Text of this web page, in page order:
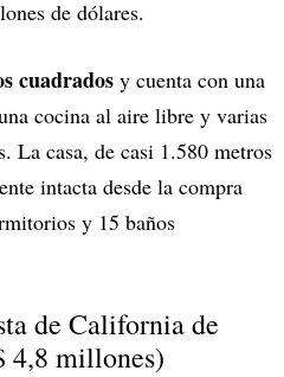
de dólares.
cuadrados y cuenta con una
cocina al aire libre y varias
La casa, de casi 1.580 metros
intacta desde la compra
y 15 baños
de California de
4,8 millones)